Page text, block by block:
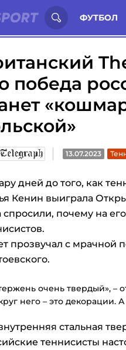
ФУТБОЛ
о спорте России:
победа
13.07.2023
дней до того, как
Кенин выиграла
спросили, почему на
прозвучал с мрачной
очень твердый», –
него – это декорации.
стальная
теннисисты